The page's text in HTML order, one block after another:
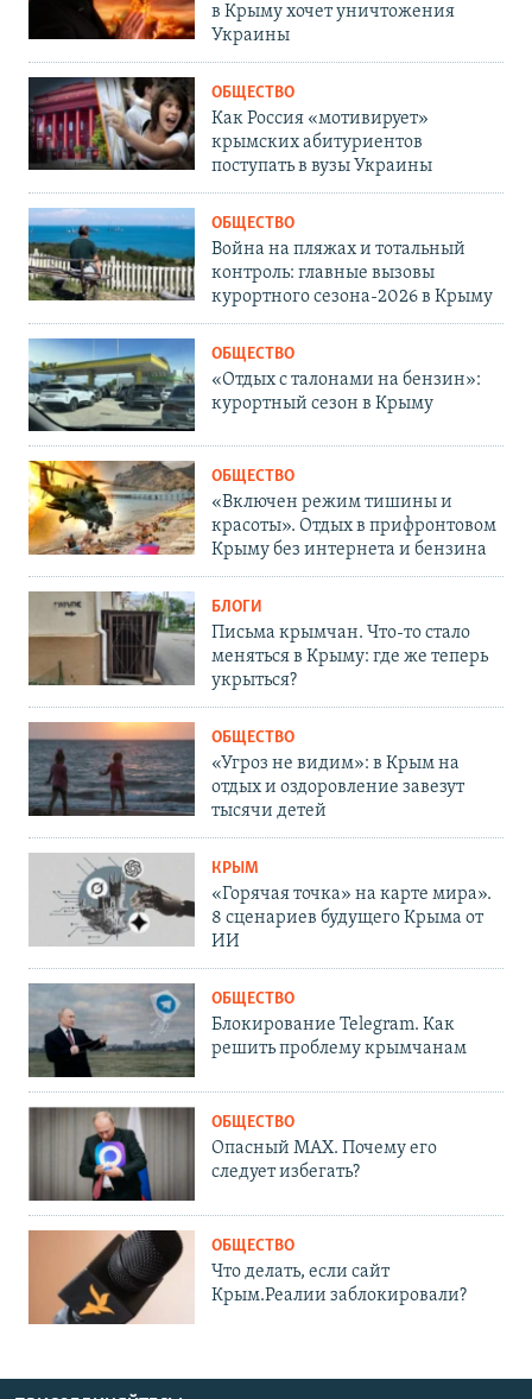
в Крыму хочет уничтожения
Украины
ОБЩЕСТВО
Как Россия «мотивирует»
крымских абитуриентов
поступать в вузы Украины
ОБЩЕСТВО
Война на пляжах и тотальный
контроль: главные вызовы
курортного сезона-2026 в Крыму
ОБЩЕСТВО
«Отдых с талонами на бензин»:
курортный сезон в Крыму
ОБЩЕСТВО
«Включен режим тишины и
красоты». Отдых в прифронтовом
Крыму без интернета и бензина
БЛОГИ
Письма крымчан. Что-то стало
меняться в Крыму: где же теперь
укрыться?
ОБЩЕСТВО
«Угроз не видим»: в Крым на
отдых и оздоровление завезут
тысячи детей
КРЫМ
«Горячая точка» на карте мира».
8 сценариев будущего Крыма от
ИИ
ОБЩЕСТВО
Блокирование Telegram. Как
решить проблему крымчанам
ОБЩЕСТВО
Опасный MAX. Почему его
следует избегать?
ОБЩЕСТВО
Что делать, если сайт
Крым.Реалии заблокировали?